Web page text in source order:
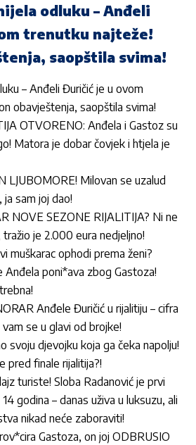
odluku – Anđeli
trenutku najteže!
saopštila svima!
– Anđeli Đuričić je u ovom
obavještenja, saopštila svima!
OTVORENO: Anđela i Gastoz su
Matora je dobar čovjek i htjela je
LJUBOMORE! Milovan se uzalud
ja sam joj dao!
NOVE SEZONE RIJALITIJA? Ni ne
je 2.000 eura nedjeljno!
muškarac ophodi prema ženi?
poni*ava zbog Gastoza!
Anđele Đuričić u rijalitiju – cifra
se u glavi od brojke!
svoju djevojku koja ga čeka napolju!
pred finale rijalitija?!
turiste! Sloba Radanović je prvi
godina – danas uživa u luksuzu, ali
nikad neće zaboraviti!
Gastoza, on joj ODBRUSIO